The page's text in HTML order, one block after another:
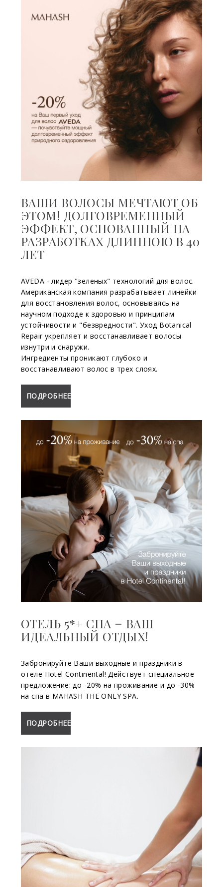
ВАШИ ВОЛОСЫ МЕЧТАЮТ ОБ
ЭТОМ! ДОЛГОВРЕМЕННЫЙ
ЭФФЕКТ, ОСНОВАННЫЙ НА
РАЗРАБОТКАХ ДЛИННОЮ В 40
ЛЕТ
AVEDA - лидер "зеленых" технологий для волос.
Американская компания разрабатывает линейки
для восстановления волос, основываясь на
научном подходе к здоровью и принципам
устойчивости и "безвредности". Уход Botanical
Repair укрепляет и восстанавливает волосы
изнутри и снаружи.
Ингредиенты проникают глубоко и
восстанавливают волос в трех слоях.
ПОДРОБНЕЕ
ОТЕЛЬ 5*+ СПА = ВАШ
ИДЕАЛЬНЫЙ ОТДЫХ!
Забронируйте Ваши выходные и праздники в
отеле Hotel Continental! Действует специальное
предложение: до -20% на проживание и до -30%
на спа в MAHASH THE ONLY SPA.
ПОДРОБНЕЕ